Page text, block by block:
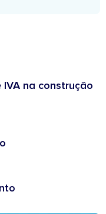
na construção